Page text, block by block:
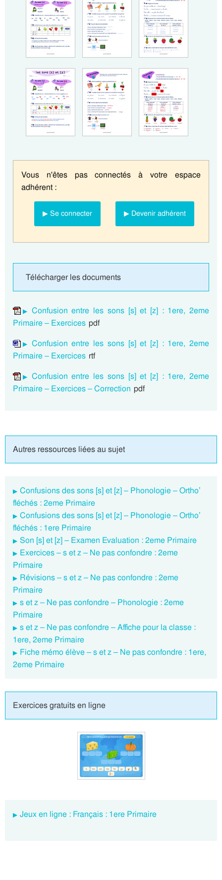
Vous n'êtes pas connectés à votre espace
adhérent :
▶ Se connecter ▶ Devenir adhérent
Télécharger les documents
Confusion entre les sons [s] et [z] : 1ere, 2eme
Primaire – Exercices pdf
Confusion entre les sons [s] et [z] : 1ere, 2eme
Primaire – Exercices rtf
Confusion entre les sons [s] et [z] : 1ere, 2eme
Primaire – Exercices – Correction pdf
Autres ressources liées au sujet
Confusions des sons [s] et [z] – Phonologie – Ortho’
fléchés : 2eme Primaire
Confusions des sons [s] et [z] – Phonologie – Ortho’
fléchés : 1ere Primaire
Son [s] et [z] – Examen Evaluation : 2eme Primaire
Exercices – s et z – Ne pas confondre : 2eme
Primaire
Révisions – s et z – Ne pas confondre : 2eme
Primaire
s et z – Ne pas confondre – Phonologie : 2eme
Primaire
s et z – Ne pas confondre – Affiche pour la classe :
1ere, 2eme Primaire
Fiche mémo élève – s et z – Ne pas confondre : 1ere,
2eme Primaire
Exercices gratuits en ligne
Jeux en ligne : Français : 1ere Primaire